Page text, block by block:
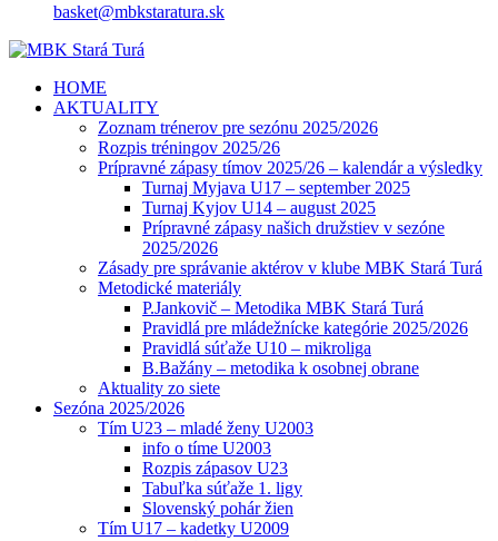
basket@mbkstaratura.sk
HOME
AKTUALITY
Zoznam trénerov pre sezónu 2025/2026
Rozpis tréningov 2025/26
Prípravné zápasy tímov 2025/26 – kalendár a výsledky
Turnaj Myjava U17 – september 2025
Turnaj Kyjov U14 – august 2025
Prípravné zápasy našich družstiev v sezóne
2025/2026
Zásady pre správanie aktérov v klube MBK Stará Turá
Metodické materiály
P.Jankovič – Metodika MBK Stará Turá
Pravidlá pre mládežnícke kategórie 2025/2026
Pravidlá súťaže U10 – mikroliga
B.Bažány – metodika k osobnej obrane
Aktuality zo siete
Sezóna 2025/2026
Tím U23 – mladé ženy U2003
info o tíme U2003
Rozpis zápasov U23
Tabuľka súťaže 1. ligy
Slovenský pohár žien
Tím U17 – kadetky U2009